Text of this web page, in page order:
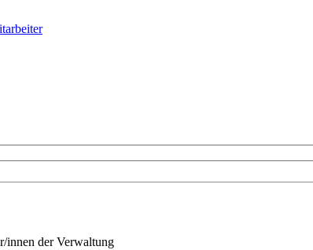
innen der Verwaltung